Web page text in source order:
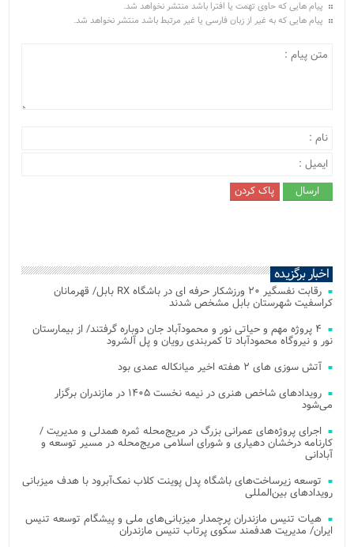
پیام هایی که حاوی تهمت یا افترا باشد منتشر نخواهد شد.
پیام هایی که به غیر از زبان فارسی یا غیر مرتبط باشد منتشر نخواهد شد.
اخبار برگزیده
رقابت نفسگیر ۲۰ ورزشکار حرفه ای در باشگاه RX بابل/ قهرمانان
کراسفیت شهرستان بابل مشخص شدند
۴ پروژه مهم و حیاتی نور و محمودآباد جان دوباره گرفتند/ از بیمارستان
نور و نیروگاه محمودآباد تا کمربندی رویان و پل آلشرود
آتش‌ سوزی‌ های ۲ هفته اخیر میانکاله عمدی بود
رویدادهای شاخص هنری در نیمه نخست ۱۴۰۵ در مازندران برگزار
می‌شود
اجرای پروژه‌های عمرانی بزرگ در مریج‌محله ثمره همدلی و مدیریت /
کارنامه درخشان دهیاری و شورای اسلامی مریج‌محله در مسیر توسعه و
آبادانی
توسعه زیرساخت‌های باشگاه پدل پوینت کلاب نمک‌آبرود با هدف میزبانی
رویدادهای بین‌المللی
هیات تنیس مازندران پرچمدار میزبانی‌های ملی و پیشگام توسعه تنیس
ایران/ مدیریت هدفمند سکوی پرتاب تنیس مازندران